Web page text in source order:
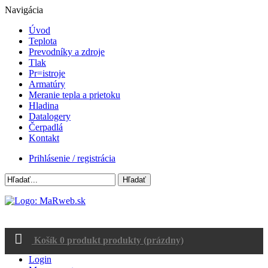
Navigácia
Úvod
Teplota
Prevodníky a zdroje
Tlak
Pr=istroje
Armatúry
Meranie tepla a prietoku
Hladina
Datalogery
Čerpadlá
Kontakt
Prihlásenie / registrácia
Hľadať
Košík 0 produkt produkty (prázdny)
Login